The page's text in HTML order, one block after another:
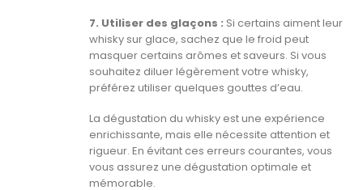
7. Utiliser des glaçons : Si certains aiment leur
whisky sur glace, sachez que le froid peut
masquer certains arômes et saveurs. Si vous
souhaitez diluer légèrement votre whisky,
préférez utiliser quelques gouttes d’eau.
La dégustation du whisky est une expérience
enrichissante, mais elle nécessite attention et
rigueur. En évitant ces erreurs courantes, vous
vous assurez une dégustation optimale et
mémorable.